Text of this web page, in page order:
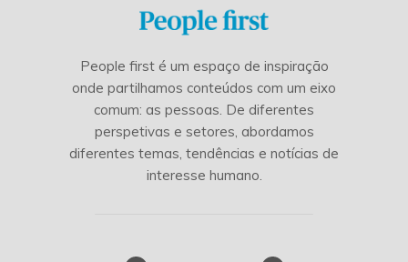
People first é um espaço de inspiração
onde partilhamos conteúdos com um eixo
comum: as pessoas. De diferentes
perspetivas e setores, abordamos
diferentes temas, tendências e notícias de
interesse humano.